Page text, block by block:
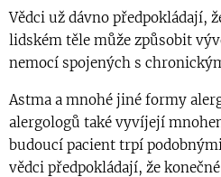
Vědci už dávno předpokládají,
lidském těle může způsobit
nemocí spojených s
Astma a mnohé jiné formy
alergologů také vyvíjejí
budoucí pacient trpí
vědci předpokládají, že